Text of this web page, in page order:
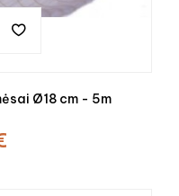
Ø18 cm - 5m